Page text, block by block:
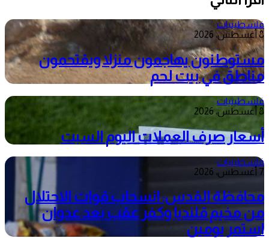
فلسطينيات
8 أغسطس، 2026
مستوطنون يهاجمون منزلا ويقتحمون
مناطق في بيت لحم
فلسطينيات
8 أغسطس، 2026
أسعار صرف العملات اليوم السبت
فلسطينيات
7 أغسطس، 2026
محافظة القدس: انسحاب قوات الاحتلال
من مخيم قلنديا وكفر عقب بعد عدوان
استمر يومين